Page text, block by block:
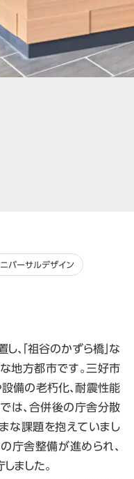
バーサルデザイン
、「祖谷のかずら橋」な
地方都市です。三好市
備の老朽化、耐震性能
は、合併後の庁舎分散
な課題を抱えていまし
庁舎整備が進められ、
ました。